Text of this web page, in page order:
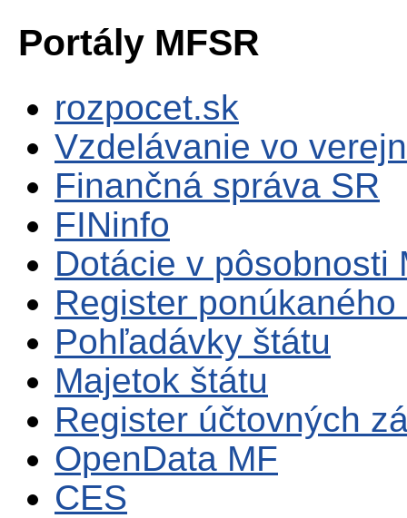
Portály MFSR
rozpocet.sk
Vzdelávanie vo
Finančná správa SR
FINinfo
Dotácie v pôsobnosti
Register
Pohľadávky štátu
Majetok štátu
Register účtovných
OpenData MF
CES